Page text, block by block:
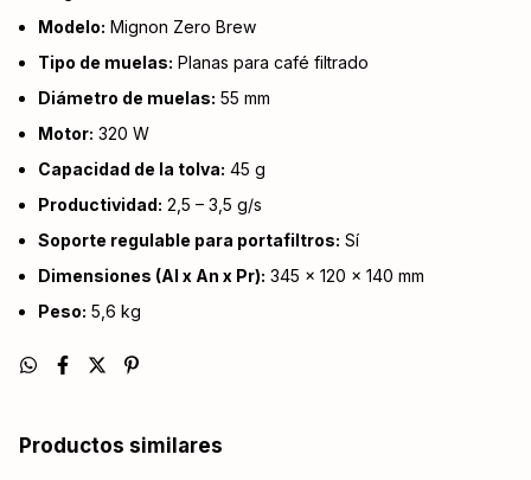
Modelo: Mignon Zero Brew
Tipo de muelas: Planas para café filtrado
Diámetro de muelas: 55 mm
Motor: 320 W
Capacidad de la tolva: 45 g
Productividad: 2,5 – 3,5 g/s
Soporte regulable para portafiltros: Sí
Dimensiones (Al x An x Pr): 345 × 120 × 140 mm
Peso: 5,6 kg
Productos similares